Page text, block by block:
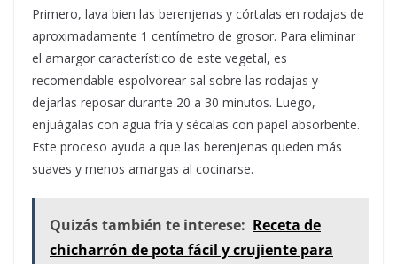
Primero, lava bien las berenjenas y córtalas en rodajas de
aproximadamente 1 centímetro de grosor. Para eliminar
el amargor característico de este vegetal, es
recomendable espolvorear sal sobre las rodajas y
dejarlas reposar durante 20 a 30 minutos. Luego,
enjuágalas con agua fría y sécalas con papel absorbente.
Este proceso ayuda a que las berenjenas queden más
suaves y menos amargas al cocinarse.
Quizás también te interese: Receta de
chicharrón de pota fácil y crujiente para